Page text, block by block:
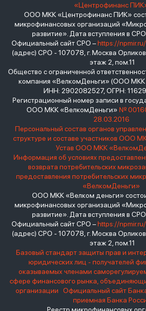
«Центрофинанс
ООО МКК «Центрофинанс ПИК»
микрофинансовых организаций
развитие». Дата вступления в СРО
Официальный сайт СРО –https://npmir.ru/
(адрес) СРО - 107078, г. Москва Орликов
этаж 2, пом.11
Общество с ограниченной
компания «ВелкомДеньги» (ООО МКК
ИНН: 2902082527, ОГРН:
Регистрационный номер записи в
ООО МКК «ВелкомДеньги» №
28.03.2016
Персональный состав органов
структуре и составе участников ООО
Устав ООО МКК
Информация об условиях
возврата потребительских
предоставления потребительских
«ВелкомДеньги»
ООО МКК «Велком деньги»
микрофинансовых организаций
развитие». Дата вступления в СРО
Официальный сайт СРО –https://npmir.ru/
(адрес) СРО - 107078, г. Москва Орликов
этаж 2, пом.11
Базовый стандарт защиты прав и
юридических лиц - получателей
оказываемых членами
сфере финансового рынка,
организации
Официальный сайт
приемная Банка